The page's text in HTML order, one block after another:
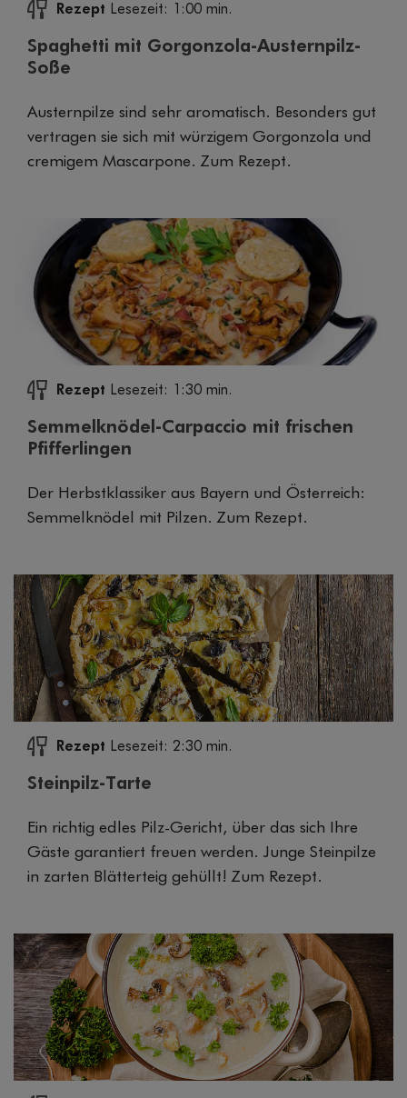
Rezept Lesezeit: 1:00 min.
Spaghetti mit Gorgonzola-Austernpilz-
Soße
Austernpilze sind sehr aromatisch. Besonders gut
vertragen sie sich mit würzigem Gorgonzola und
cremigem Mascarpone. Zum Rezept.
Rezept Lesezeit: 1:30 min.
Semmelknödel-Carpaccio mit frischen
Pfifferlingen
Der Herbstklassiker aus Bayern und Österreich:
Semmelknödel mit Pilzen. Zum Rezept.
Rezept Lesezeit: 2:30 min.
Steinpilz-Tarte
Ein richtig edles Pilz-Gericht, über das sich Ihre
Gäste garantiert freuen werden. Junge Steinpilze
in zarten Blätterteig gehüllt! Zum Rezept.